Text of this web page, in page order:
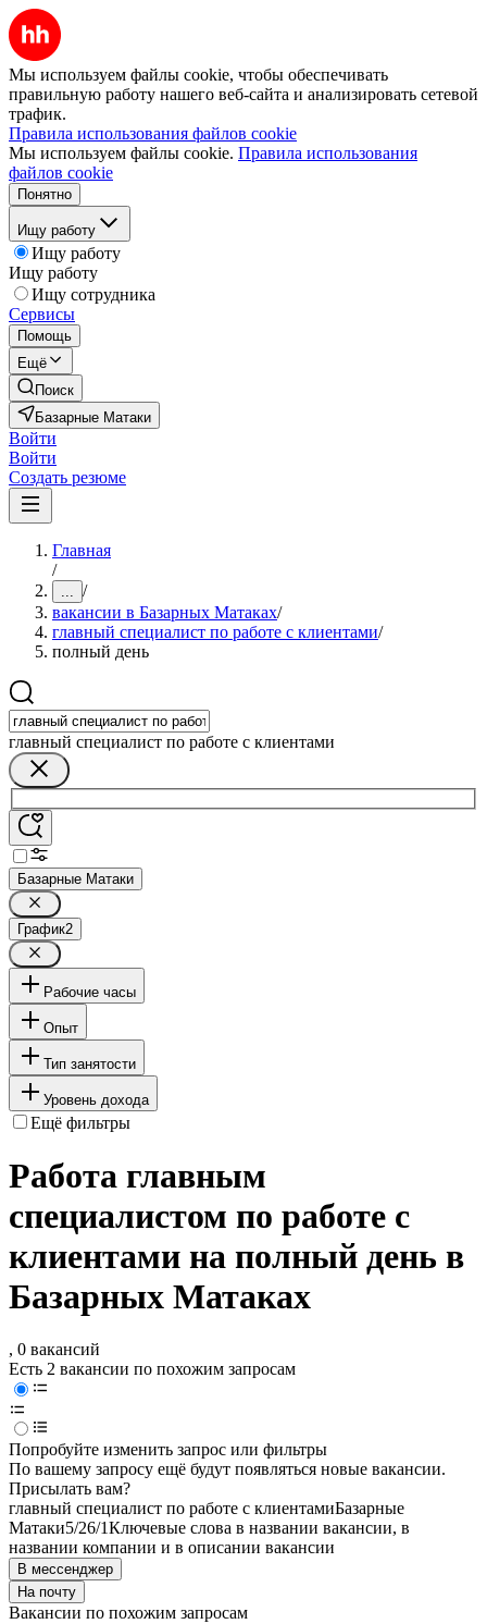
Мы используем файлы cookie, чтобы обеспечивать
правильную работу нашего веб-сайта и анализировать сетевой
трафик.
Правила использования файлов cookie
Мы используем файлы cookie. Правила использования
файлов cookie
Понятно
Ищу работу
Ищу работу
Ищу работу
Ищу сотрудника
Сервисы
Помощь
Ещё
Поиск
Базарные Матаки
Войти
Войти
Создать резюме
Главная
/
... /
вакансии в Базарных Матаках/
главный специалист по работе с клиентами/
полный день
главный специалист по работе с клиентами
Базарные Матаки
График2
Рабочие часы
Опыт
Тип занятости
Уровень дохода
Ещё фильтры
Работа главным
специалистом по работе с
клиентами на полный день в
Базарных Матаках
, 0 вакансий
Есть 2 вакансии по похожим запросам
Попробуйте изменить запрос или фильтры
По вашему запросу ещё будут появляться новые вакансии.
Присылать вам?
главный специалист по работе с клиентамиБазарные
Матаки5/26/1Ключевые слова в названии вакансии, в
названии компании и в описании вакансии
В мессенджер
На почту
Вакансии по похожим запросам